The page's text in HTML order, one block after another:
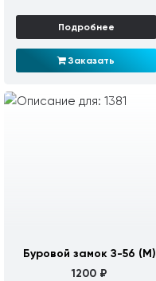
Подробнее
Заказать
Буровой замок З-56 (М)
1200 ₽